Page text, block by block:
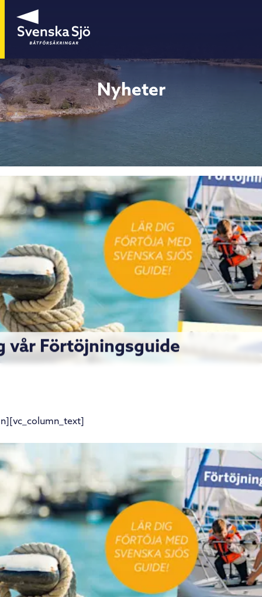
Nyheter
vår Förtöjningsguide